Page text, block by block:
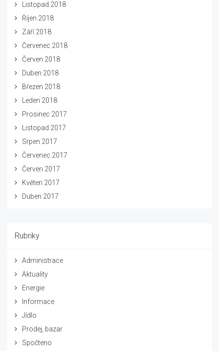
Listopad 2018
Říjen 2018
Září 2018
Červenec 2018
Červen 2018
Duben 2018
Březen 2018
Leden 2018
Prosinec 2017
Listopad 2017
Srpen 2017
Červenec 2017
Červen 2017
Květen 2017
Duben 2017
Rubriky
Administrace
Aktuality
Energie
Informace
Jídlo
Prodej, bazar
Spočteno